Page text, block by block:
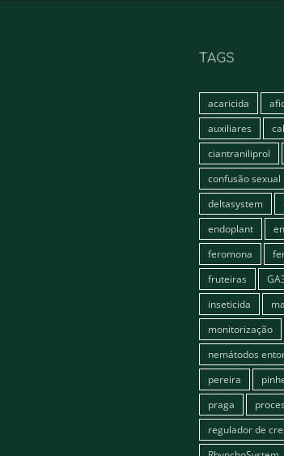
TAGS
acaricida
auxiliares
ciantraniliprol
confusão sexual
deltasystem
endoplant
feromona
fruteiras
inseticida
monitorização
nemátodos
pereira
praga
regulador de